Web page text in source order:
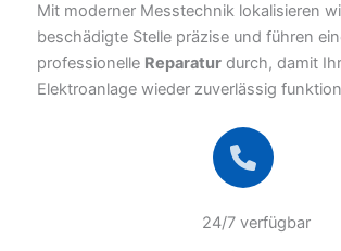
Mit moderner Messtechnik lokalisieren
beschädigte Stelle präzise und führen
professionelle Reparatur durch, damit
Elektroanlage wieder zuverlässig
24/7 verfügbar